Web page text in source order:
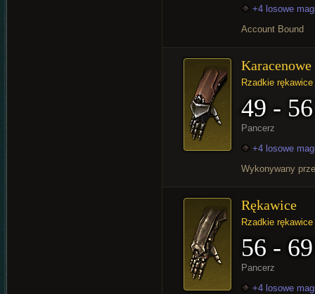
+4 losowe
Account Bound
Rzadkie rękawice
49 - 56
Pancerz
+4 losowe
Wykonywany
Rękawice
Rzadkie rękawice
56 - 69
Pancerz
+4 losowe